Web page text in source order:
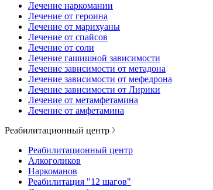
Лечение наркомании
Лечение от героина
Лечение от марихуаны
Лечение от спайсов
Лечение от соли
Лечение гашишной зависимости
Лечение зависимости от метадона
Лечение зависимости от мефедрона
Лечение зависимости от Лирики
Лечение от метамфетамина
Лечение от амфетамина
Реабилитационный центр
Реабилитационный центр
Алкоголиков
Наркоманов
Реабилитация "12 шагов"